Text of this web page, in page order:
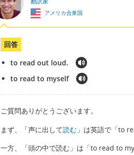
アメリカ合衆国
回答
to read out loud.
to read to myself
ご質問ありがとうございます。
まず、「声に出して読む 」は英語で「to
一方、「頭の中で読む」は「to read to